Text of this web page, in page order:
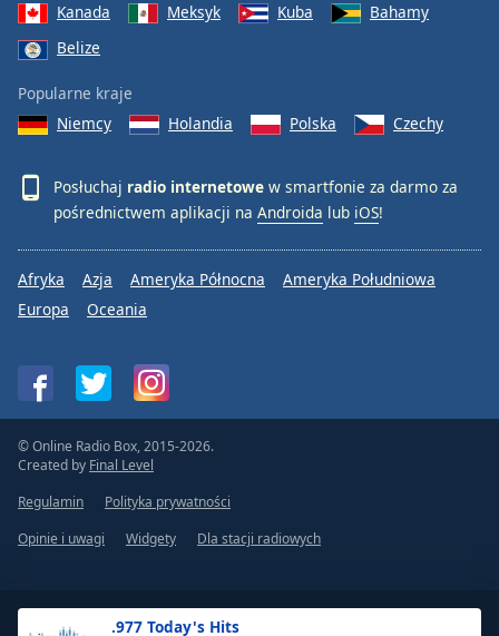
.977 Today's Hits
Kanada
Meksyk Kuba
Bahamy
Belize
Popularne kraje
Niemcy
Holandia Polska Czechy
Posłuchaj radio internetowe w smartfonie za darmo za
pośrednictwem aplikacji na Androida lub iOS!
Afryka Azja Ameryka Północna
Ameryka Południowa
Europa
Oceania
© Online Radio Box, 2015-2026.
Created by Final Level
Regulamin
Polityka prywatności
Opinie i uwagi
Widgety Dla stacji radiowych